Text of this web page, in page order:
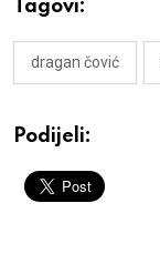
Tagovi:
dragan čović
Podijeli: